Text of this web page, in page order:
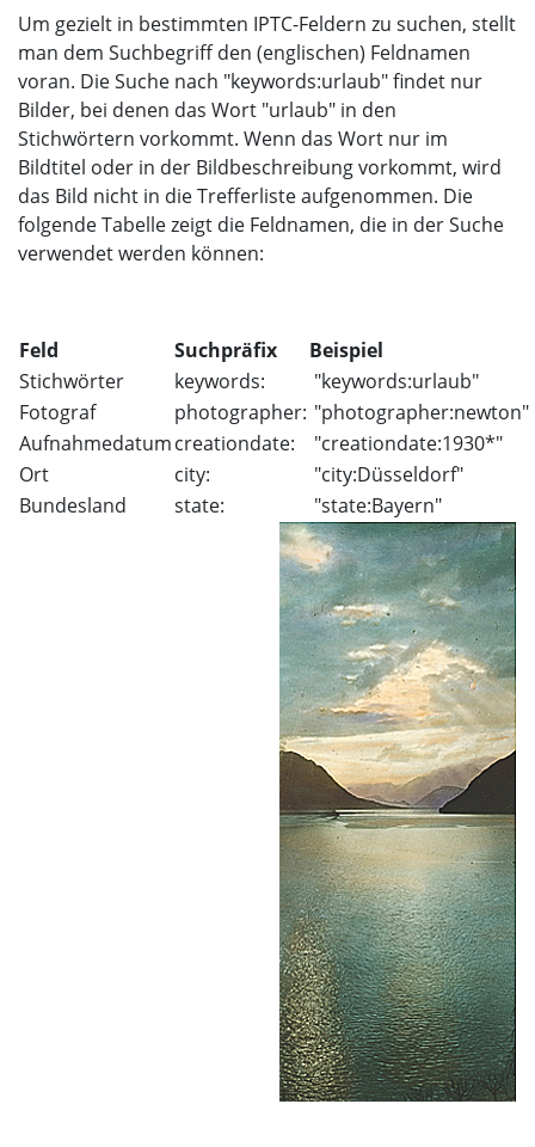
Um gezielt in bestimmten IPTC-Feldern zu suchen, stellt
man dem Suchbegriff den (englischen) Feldnamen
voran. Die Suche nach "keywords:urlaub" findet nur
Bilder, bei denen das Wort "urlaub" in den
Stichwörtern vorkommt. Wenn das Wort nur im
Bildtitel oder in der Bildbeschreibung vorkommt, wird
das Bild nicht in die Trefferliste aufgenommen. Die
folgende Tabelle zeigt die Feldnamen, die in der Suche
verwendet werden können:
Feld Suchpräfix
Beispiel
Stichwörter
keywords:
"keywords:urlaub"
Fotograf
photographer: "photographer:newton"
Aufnahmedatumcreationdate:
"creationdate:1930*"
Ort
city:
"city:Düsseldorf"
Bundesland
state: "state:Bayern"